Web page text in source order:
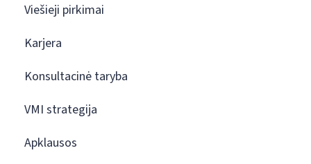
Viešieji pirkimai
Karjera
Konsultacinė taryba
VMI strategija
Apklausos